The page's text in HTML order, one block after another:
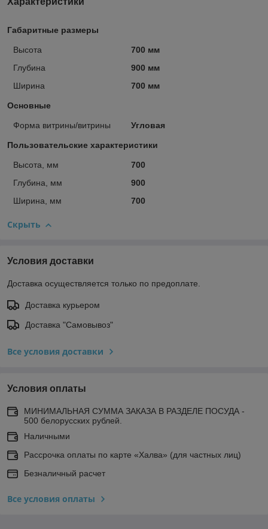
Габаритные размеры
Высота
700 мм
Глубина
900 мм
Ширина
700 мм
Основные
Форма витрины/витрины Угловая
Пользовательские характеристики
Высота, мм
700
Глубина, мм
900
Ширина, мм
700
Скрыть
Условия доставки
Доставка осуществляется только по предоплате.
Доставка курьером
Доставка "Самовывоз"
Все условия доставки
Условия оплаты
МИНИМАЛЬНАЯ СУММА ЗАКАЗА В РАЗДЕЛЕ ПОСУДА -
500 белорусских рублей.
Наличными
Рассрочка оплаты по карте «Халва» (для частных лиц)
Безналичный расчет
Все условия оплаты